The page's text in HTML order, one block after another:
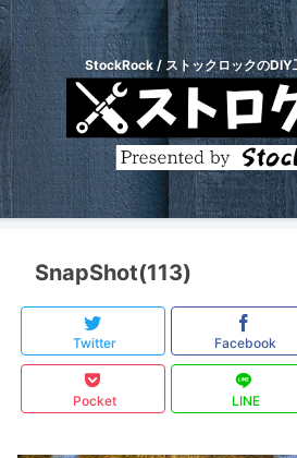
StockRock / ストックロックのDIY
SnapShot(113)
Twitter Facebook
Pocket LINE